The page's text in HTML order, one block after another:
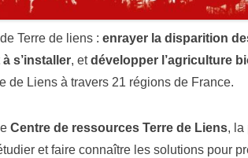
de Terre de liens : enrayer la disparition
s’installer, etdévelopper l’agriculture
de Liens à travers 21 régions de France.
Centre de ressources Terre de Liens, la
et faire connaître les solutions pour